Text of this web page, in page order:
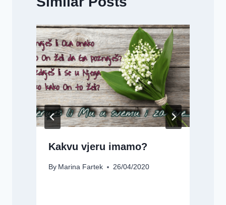
Kakvu vjeru imamo?
By Marina Fartek 26/04/2020